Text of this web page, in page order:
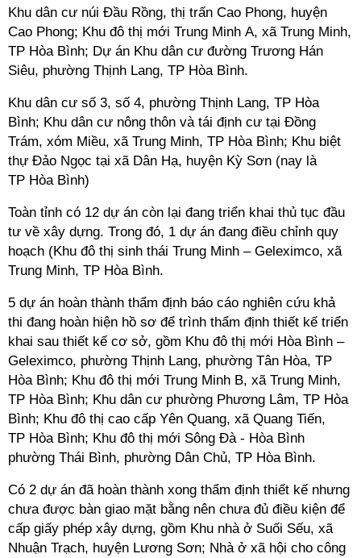
Khu dân cư núi Đầu Rồng, thị trấn Cao Phong, huyện
Cao Phong; Khu đô thị mới Trung Minh A, xã Trung Minh,
TP Hòa Bình; Dự án Khu dân cư đường Trương Hán
Siêu, phường Thịnh Lang, TP Hòa Bình.
Khu dân cư số 3, số 4, phường Thịnh Lang, TP Hòa
Bình; Khu dân cư nông thôn và tái định cư tại Đồng
Trám, xóm Miều, xã Trung Minh, TP Hòa Bình; Khu biệt
thự Đảo Ngọc tại xã Dân Hạ, huyện Kỳ Sơn (nay là
TP Hòa Bình)
Toàn tỉnh có 12 dự án còn lại đang triển khai thủ tục đầu
tư về xây dựng. Trong đó, 1 dự án đang điều chỉnh quy
hoạch (Khu đô thị sinh thái Trung Minh – Geleximco, xã
Trung Minh, TP Hòa Bình.
5 dự án hoàn thành thẩm định báo cáo nghiên cứu khả
thi đang hoàn hiện hồ sơ để trình thẩm định thiết kế triển
khai sau thiết kế cơ sở, gồm Khu đô thị mới Hòa Bình –
Geleximco, phường Thịnh Lang, phường Tân Hòa, TP
Hòa Bình; Khu đô thị mới Trung Minh B, xã Trung Minh,
TP Hòa Bình; Khu dân cư phường Phương Lâm, TP Hòa
Bình; Khu đô thị cao cấp Yên Quang, xã Quang Tiến,
TP Hòa Bình; Khu đô thị mới Sông Đà - Hòa Bình
phường Thái Bình, phường Dân Chủ, TP Hòa Bình.
Có 2 dự án đã hoàn thành xong thẩm định thiết kế nhưng
chưa được bàn giao mặt bằng nên chưa đủ điều kiện để
cấp giấy phép xây dựng, gồm Khu nhà ở Suối Sếu, xã
Nhuận Trạch, huyện Lương Sơn; Nhà ở xã hội cho công